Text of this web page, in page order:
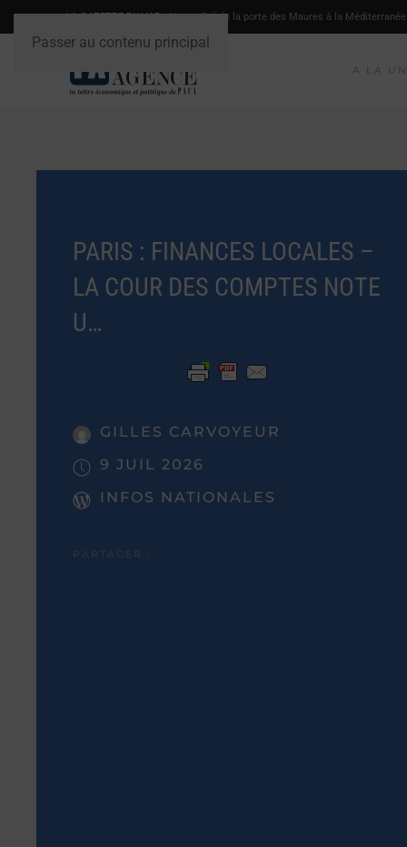
Passer au contenu principal
LA GAZETTE DU VAR- L'actualité de la porte des Maures à la Méditerranée
PARIS : FINANCES LOCALES –
LA COUR DES COMPTES NOTE
U…
GILLES CARVOYEUR
9 JUIL 2026
INFOS NATIONALES